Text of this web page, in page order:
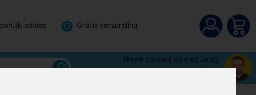
advies Gratis verzending
Neem contact op met Jordy
072-3030100